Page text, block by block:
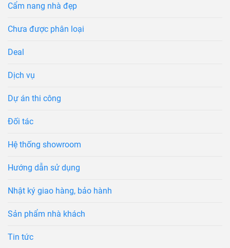
Cẩm nang nhà đẹp
Chưa được phân loại
Deal
Dịch vụ
Dự án thi công
Đối tác
Hệ thống showroom
Hướng dẫn sử dụng
Nhật ký giao hàng, bảo hành
Sản phẩm nhà khách
Tin tức